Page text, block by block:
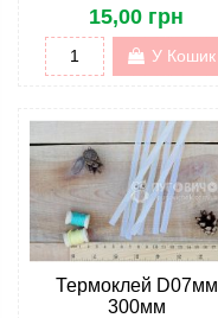
15,00 грн
У Кошик
Термоклей D07мм
300мм